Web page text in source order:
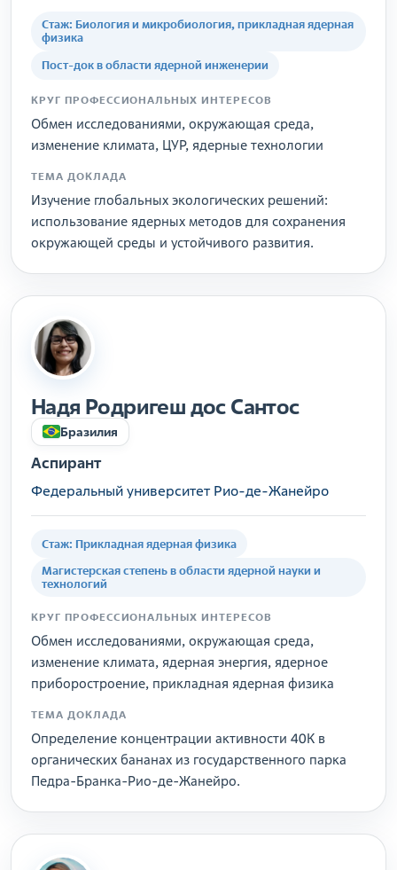
Стаж: Биология и микробиология, прикладная ядерная
физика
Пост-док в области ядерной инженерии
КРУГ ПРОФЕССИОНАЛЬНЫХ ИНТЕРЕСОВ
Обмен исследованиями, окружающая среда,
изменение климата, ЦУР, ядерные технологии
ТЕМА ДОКЛАДА
Изучение глобальных экологических решений:
использование ядерных методов для сохранения
окружающей среды и устойчивого развития.
Надя Родригеш дос Сантос
Бразилия
Аспирант
Федеральный университет Рио-де-Жанейро
Стаж: Прикладная ядерная физика
Магистерская степень в области ядерной науки и
технологий
КРУГ ПРОФЕССИОНАЛЬНЫХ ИНТЕРЕСОВ
Обмен исследованиями, окружающая среда,
изменение климата, ядерная энергия, ядерное
приборостроение, прикладная ядерная физика
ТЕМА ДОКЛАДА
Определение концентрации активности 40К в
органических бананах из государственного парка
Педра-Бранка-Рио-де-Жанейро.